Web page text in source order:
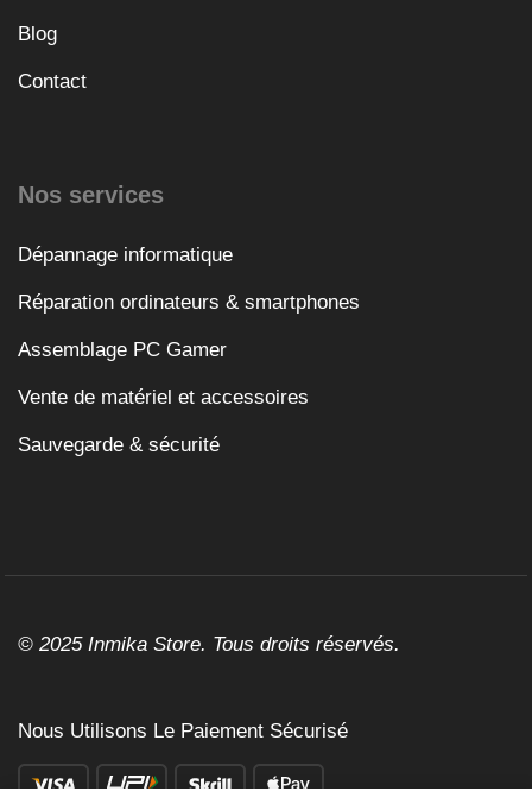
Blog
Contact
Nos services
Dépannage informatique
Réparation ordinateurs & smartphones
Assemblage PC Gamer
Vente de matériel et accessoires
Sauvegarde & sécurité
© 2025 Inmika Store. Tous droits réservés.
Nous Utilisons Le Paiement Sécurisé